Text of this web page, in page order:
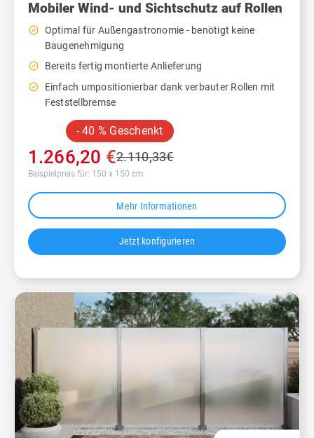
Mobiler Wind- und Sichtschutz auf Rollen
check_circle_outline Optimal für Außengastronomie - benötigt keine
Baugenehmigung
check_circle_outline Bereits fertig montierte Anlieferung
check_circle_outline
Einfach umpositionierbar dank verbauter Rollen mit
Feststellbremse
- 40 % Geschenkt
2.110,33€
1.266,20 €
Beispielpreis für: 150 x 150 cm
Mehr Informationen
Jetzt konfigurieren